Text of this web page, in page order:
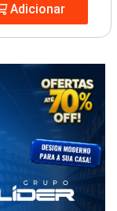
Adicionar